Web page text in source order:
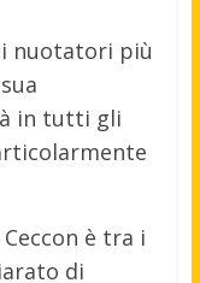
nuotatori più
in tutti gli
è tra i
di